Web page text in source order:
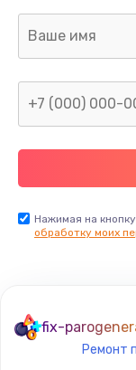
Нажимая на
обработку моих
fix-
Ремонт